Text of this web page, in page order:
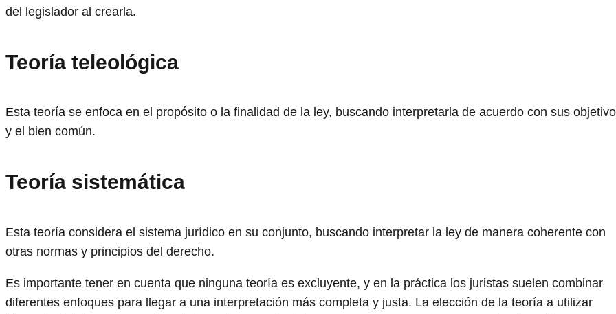
del legislador al crearla.
Teoría teleológica
Esta teoría se enfoca en el propósito o la finalidad de la ley, buscando interpretarla de acuerdo con sus
y el bien común.
Teoría sistemática
Esta teoría considera el sistema jurídico en su conjunto, buscando interpretar la ley de manera coherente con
otras normas y principios del derecho.
Es importante tener en cuenta que ninguna teoría es excluyente, y en la práctica los juristas suelen combinar
diferentes enfoques para llegar a una interpretación más completa y justa. La elección de la teoría a utilizar